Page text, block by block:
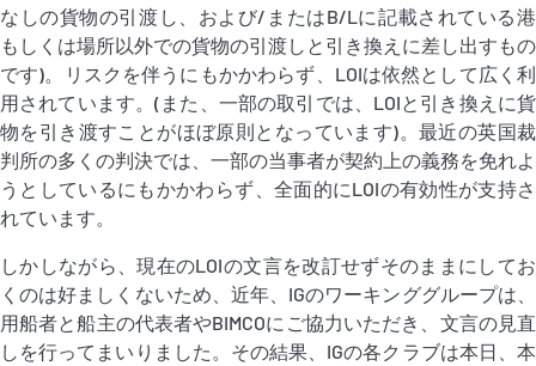
Rules
コレスポンデンツ
English 日本語
なしの貨物の引渡し、および/またはB/Lに記載されている港
もしくは場所以外での貨物の引渡しと引き換えに差し出すもの
です)。リスクを伴うにもかかわらず、LOIは依然として広く利
用されています。(また、一部の取引では、LOIと引き換えに貨
物を引き渡すことがほぼ原則となっています)。最近の英国裁
判所の多くの判決では、一部の当事者が契約上の義務を免れよ
うとしているにもかかわらず、全面的にLOIの有効性が支持さ
れています。
しかしながら、現在のLOIの文言を改訂せずそのままにしてお
くのは好ましくないため、近年、IGのワーキンググループは、
用船者と船主の代表者やBIMCOにご協力いただき、文言の見直
しを行ってまいりました。その結果、IGの各クラブは本日、本